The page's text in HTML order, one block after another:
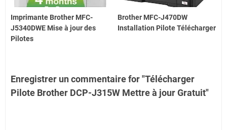
Imprimante Brother MFC-
J5340DWE Mise à jour des
Pilotes
Brother MFC-J470DW
Installation Pilote Télécharger
Enregistrer un commentaire for "Télécharger
Pilote Brother DCP-J315W Mettre à jour Gratuit"